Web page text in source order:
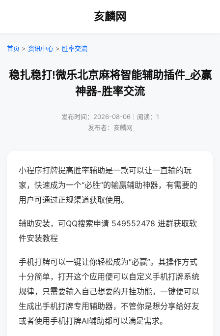
亥麟网
首页 > 资讯中心 > 胜率交流
稳扎稳打!微乐北京麻将智能辅助插件_必赢
神器-胜率交流
发布时间：2026-08-06｜阅读：1
发布者：亥麟网
小程序打牌提高胜率辅助是一款可以让一直输的玩
家，快速成为一个“必胜”的输赢辅助神器，有需要的
用户可通过正规渠道获取使用。
辅助安装，可QQ搜索申请 549552478 进群获取软
件安装教程
手机打牌可以一键让你轻松成为“必赢”。其操作方式
十分简单，打开这个应用便可以自定义手机打牌系统
规律，只需要输入自己想要的开挂功能，一键便可以
生成出手机打牌专用辅助器，不管你是想分享给好友
或者使用手机打牌AI辅助都可以满足需求。